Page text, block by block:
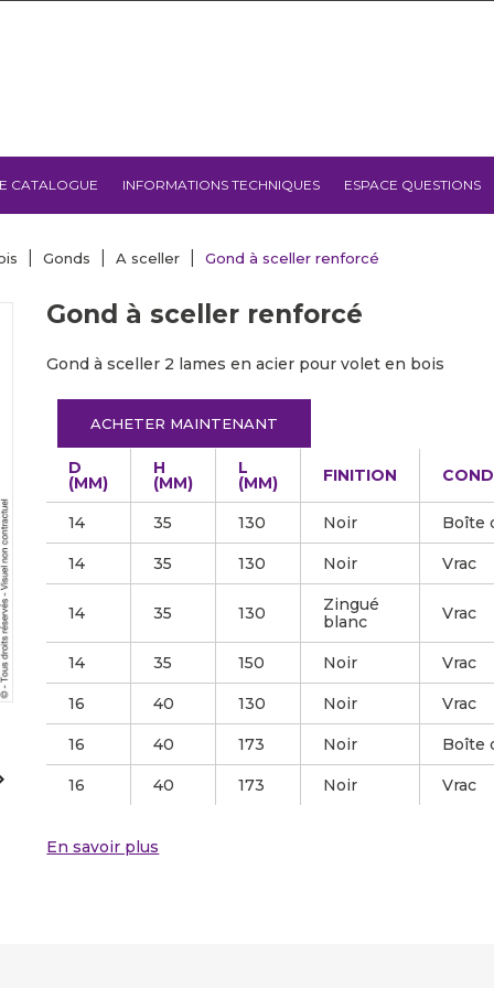
CATALOGUE INFORMATIONS TECHNIQUES ESPACE QUESTIONS
Gonds A sceller Gond à sceller renforcé
Gond à sceller renforcé
Gond à sceller 2 lames en acier pour volet en bois
ACHETER MAINTENANT
D
(MM)
H
(MM)
L
(MM) FINITION
14 35 130 Noir Boîte
14 35 130 Noir Vrac
14 35 130
Zingué
blanc
Vrac
14 35 150 Noir Vrac
16 40 130 Noir Vrac
16 40 173 Noir Boîte
16 40 173 Noir Vrac
En savoir plus